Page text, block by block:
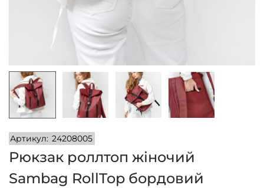
Артикул: 24208005
Рюкзак роллтоп жіночий
Sambag RollTop бордовий